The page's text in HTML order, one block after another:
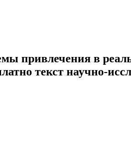
привлечения в
текст научно-